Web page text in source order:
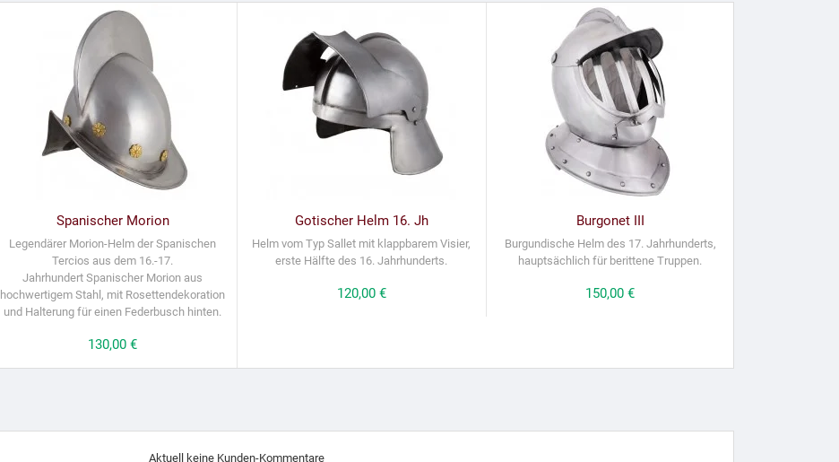
Spanischer Morion
Legendärer Morion-Helm der Spanischen
Tercios aus dem 16.-17.
Jahrhundert Spanischer Morion aus
hochwertigem Stahl, mit Rosettendekoration
und Halterung für einen Federbusch hinten.
Preis
130,00 €
Gotischer Helm 16. Jh
Helm vom Typ Sallet mit klappbarem Visier,
erste Hälfte des 16. Jahrhunderts.
Preis
120,00 €
Burgonet III
Burgundische Helm des 17. Jahrhunderts,
hauptsächlich für berittene Truppen.
Preis
150,00 €
Aktuell keine Kunden-Kommentare